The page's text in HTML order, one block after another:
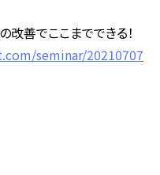
改善でここまでできる！
seminar/20210707